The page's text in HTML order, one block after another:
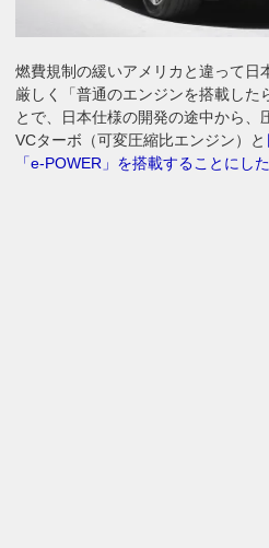
燃費規制の緩いアメリカと違って日
厳しく「普通のエンジンを搭載した
とで、日本仕様の開発の途中から、
VCターボ（可変圧縮比エンジン）と
「e-POWER」を搭載することにし